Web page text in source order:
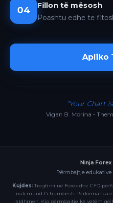
04 Fillon të mësosh
Poashtu edhe te
Apliko
"Your Chart
Vigan B. Morina -
Ninja
Përmbajtje
Kujdes:Tregtimi në Forex dhe CFD
nuk mund t'i humbësh. Performanca
ardhmen. Kjo përmbajtje ka vetëm